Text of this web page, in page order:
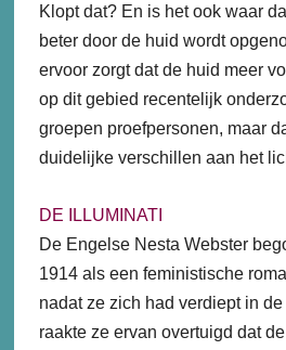
Klopt dat? En is het ook waar
beter door de huid wordt
ervoor zorgt dat de huid meer
op dit gebied recentelijk
groepen proefpersonen, maar
duidelijke verschillen aan het
DE ILLUMINATI
De Engelse Nesta Webster
1914 als een feministische
nadat ze zich had verdiept in
raakte ze ervan overtuigd dat